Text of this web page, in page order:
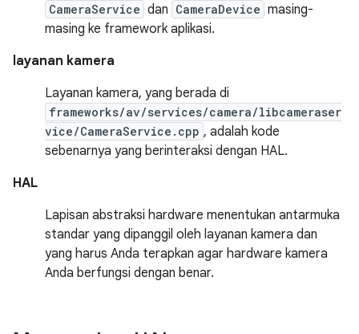
CameraService dan CameraDevice masing-
masing ke framework aplikasi.
layanan kamera
Layanan kamera, yang berada di
frameworks/av/services/camera/libcameraser
vice/CameraService.cpp , adalah kode
sebenarnya yang berinteraksi dengan HAL.
HAL
Lapisan abstraksi hardware menentukan antarmuka
standar yang dipanggil oleh layanan kamera dan
yang harus Anda terapkan agar hardware kamera
Anda berfungsi dengan benar.